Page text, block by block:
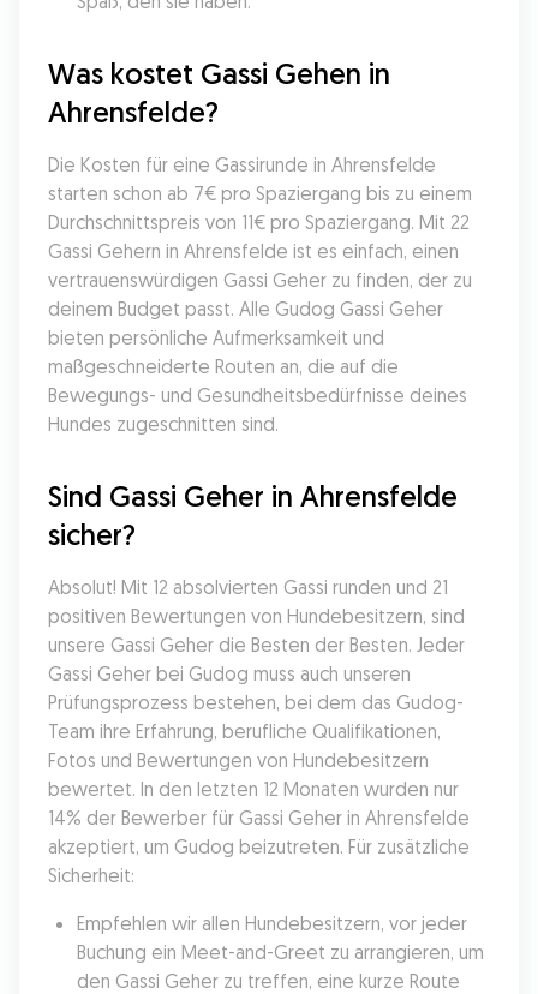
Was kostet Gassi Gehen in
Ahrensfelde?
Die Kosten für eine Gassirunde in Ahrensfelde
starten schon ab 7€ pro Spaziergang bis zu einem
Durchschnittspreis von 11€ pro Spaziergang. Mit 22
Gassi Gehern in Ahrensfelde ist es einfach, einen
vertrauenswürdigen Gassi Geher zu finden, der zu
deinem Budget passt. Alle Gudog Gassi Geher
bieten persönliche Aufmerksamkeit und
maßgeschneiderte Routen an, die auf die
Bewegungs- und Gesundheitsbedürfnisse deines
Hundes zugeschnitten sind.
Sind Gassi Geher in Ahrensfelde
sicher?
Absolut! Mit 12 absolvierten Gassi runden und 21
positiven Bewertungen von Hundebesitzern, sind
unsere Gassi Geher die Besten der Besten. Jeder
Gassi Geher bei Gudog muss auch unseren
Prüfungsprozess bestehen, bei dem das Gudog-
Team ihre Erfahrung, berufliche Qualifikationen,
Fotos und Bewertungen von Hundebesitzern
bewertet. In den letzten 12 Monaten wurden nur
14% der Bewerber für Gassi Geher in Ahrensfelde
akzeptiert, um Gudog beizutreten. Für zusätzliche
Sicherheit:
Empfehlen wir allen Hundebesitzern, vor jeder
Buchung ein Meet-and-Greet zu arrangieren, um
den Gassi Geher zu treffen, eine kurze Route